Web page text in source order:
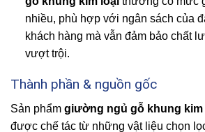
nhiều, phù hợp với ngân sách của
khách hàng mà vẫn đảm bảo chất
vượt trội.
Thành phần & nguồn gốc
Sản phẩm giường ngủ gỗ khung kim
được chế tác từ những vật liệu chọn